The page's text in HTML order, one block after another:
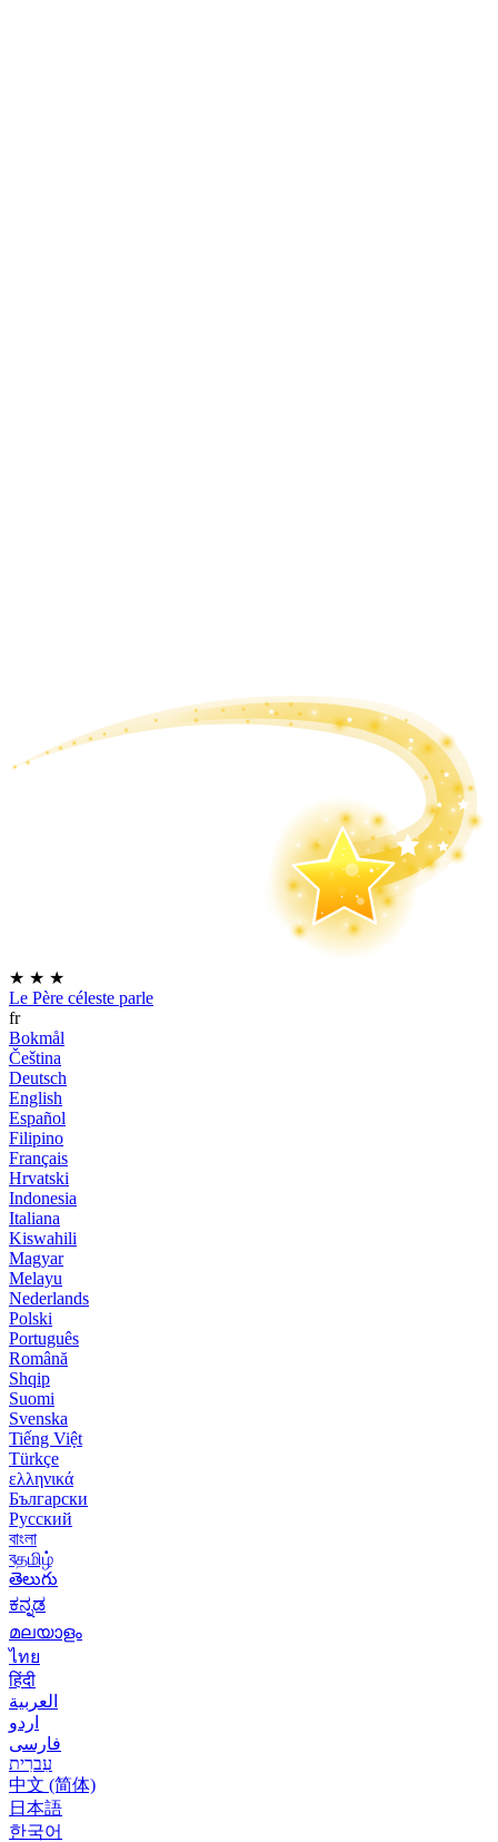
★ ★ ★
Le Père céleste parle
fr
Bokmål
Čeština
Deutsch
English
Español
Filipino
Français
Hrvatski
Indonesia
Italiana
Kiswahili
Magyar
Melayu
Nederlands
Polski
Português
Română
Shqip
Suomi
Svenska
Tiếng Việt
Türkçe
ελληνικά
Български
Русский
বাংলা
বதமிழ்
తెలుగు
ಕನ್ನಡ
മലയാളം
ไทย
हिंदी
العربية
اردو
فارسی
עִברִית
中文 (简体)
日本語
한국어